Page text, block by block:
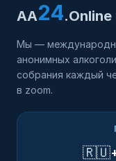
AA24.Online
Мы —
анонимных
собрания каждый
в zoom.
🇷🇺